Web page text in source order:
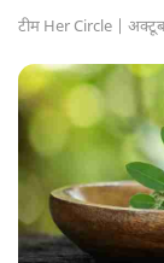
टीम Her Circle |